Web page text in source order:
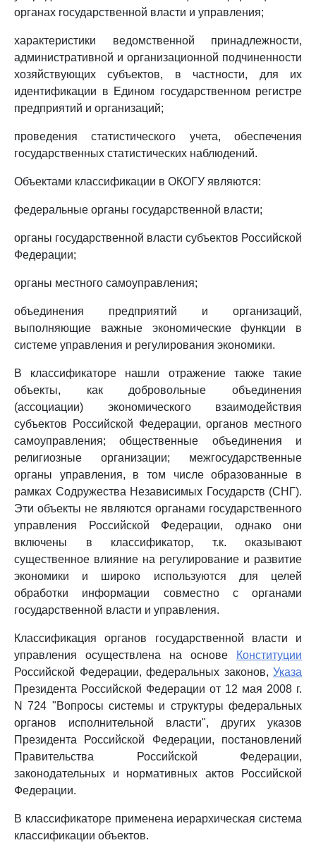
органах государственной власти и управления;
характеристики ведомственной принадлежности,
административной и организационной подчиненности
хозяйствующих субъектов, в частности, для их
идентификации в Едином государственном регистре
предприятий и организаций;
проведения статистического учета, обеспечения
государственных статистических наблюдений.
Объектами классификации в ОКОГУ являются:
федеральные органы государственной власти;
органы государственной власти субъектов Российской
Федерации;
органы местного самоуправления;
объединения предприятий и организаций,
выполняющие важные экономические функции в
системе управления и регулирования экономики.
В классификаторе нашли отражение также такие
объекты, как добровольные объединения
(ассоциации) экономического взаимодействия
субъектов Российской Федерации, органов местного
самоуправления; общественные объединения и
религиозные организации; межгосударственные
органы управления, в том числе образованные в
рамках Содружества Независимых Государств (СНГ).
Эти объекты не являются органами государственного
управления Российской Федерации, однако они
включены в классификатор, т.к. оказывают
существенное влияние на регулирование и развитие
экономики и широко используются для целей
обработки информации совместно с органами
государственной власти и управления.
Классификация органов государственной власти и
управления осуществлена на основе
Конституции
Российской Федерации, федеральных законов, Указа
Президента Российской Федерации от 12 мая 2008 г.
N 724 "Вопросы системы и структуры федеральных
органов исполнительной власти", других указов
Президента Российской Федерации, постановлений
Правительства Российской Федерации,
законодательных и нормативных актов Российской
Федерации.
В классификаторе применена иерархическая система
классификации объектов.